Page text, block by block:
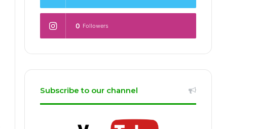
0 Followers
Subscribe to our channel